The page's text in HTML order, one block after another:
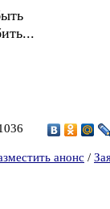
анонс /